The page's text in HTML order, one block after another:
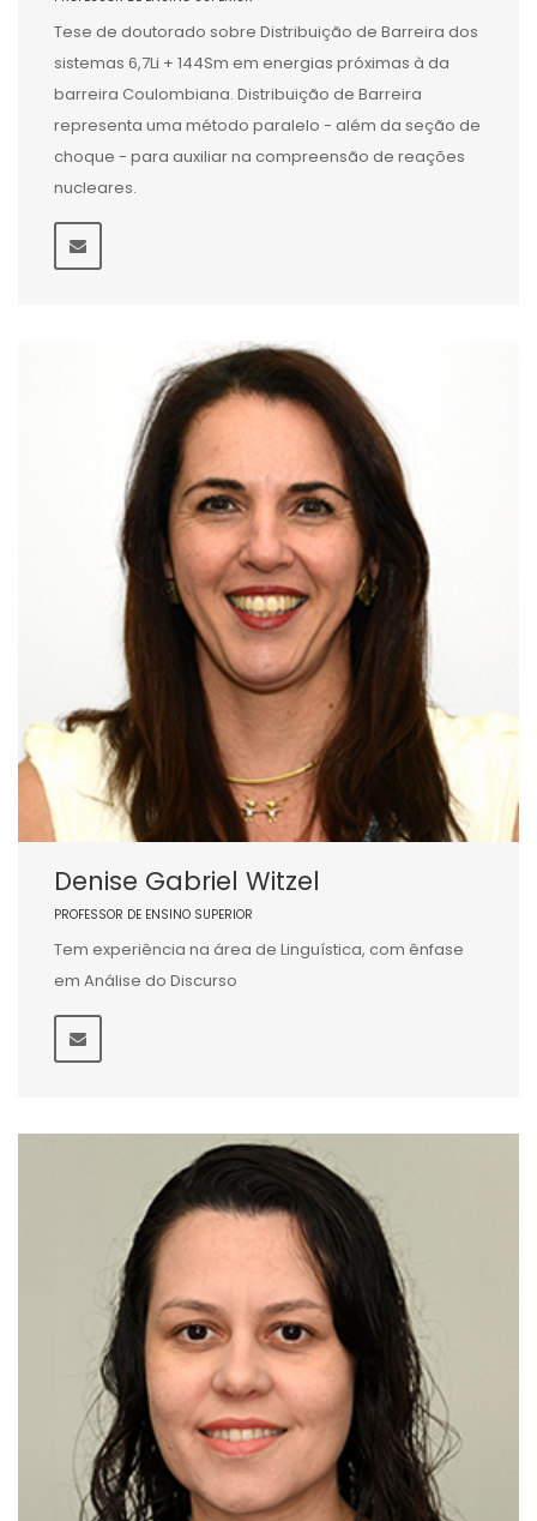
Tese de doutorado sobre Distribuição de Barreira dos
sistemas 6,7Li + 144Sm em energias próximas à da
barreira Coulombiana. Distribuição de Barreira
representa uma método paralelo - além da seção de
choque - para auxiliar na compreensão de reações
nucleares.
Denise Gabriel Witzel
PROFESSOR DE ENSINO SUPERIOR
Tem experiência na área de Linguística, com ênfase
em Análise do Discurso